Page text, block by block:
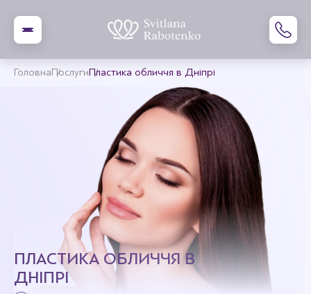
ГоловнаПослугиПластика обличчя в Дніпрі
ПЛАСТИКА ОБЛИЧЧЯ В
ДНІПРІ